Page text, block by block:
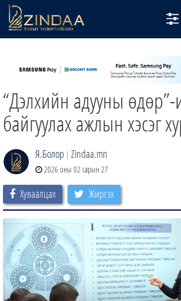
ТВ8
ӨГЛӨӨНИЙ СОНИН
АУДИО ЗОХИОЛ
ЗИНДАА СЭТГҮҮЛ
“Дэлхийн адууны өдөр”-
байгуулах ажлын хэсэг
Я.Болор | Zindaa.mn
2026 оны 02 сарын 27
Хуваалцах Жиргэх